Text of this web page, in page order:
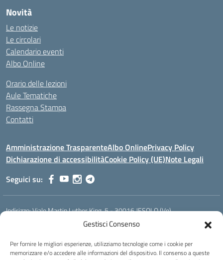
Gestisci Consenso
Per fornire le migliori esperienze, utilizziamo tecnologie come i cookie per
memorizzare e/o accedere alle informazioni del dispositivo. Il consenso a queste
Novità
Le notizie
Le circolari
Calendario eventi
Albo Online
Orario delle lezioni
Aule Tematiche
Rassegna Stampa
Contatti
Amministrazione TrasparenteAlbo OnlinePrivacy Policy
Dichiarazione di accessibilitàCookie Policy (UE)Note Legali
Seguici su:
Indirizzo:Viale Martin Luther King, 5 - 30016 JESOLO (Ve)
Email:verh020008@istruzione.it
Codice fiscale: 93023530277